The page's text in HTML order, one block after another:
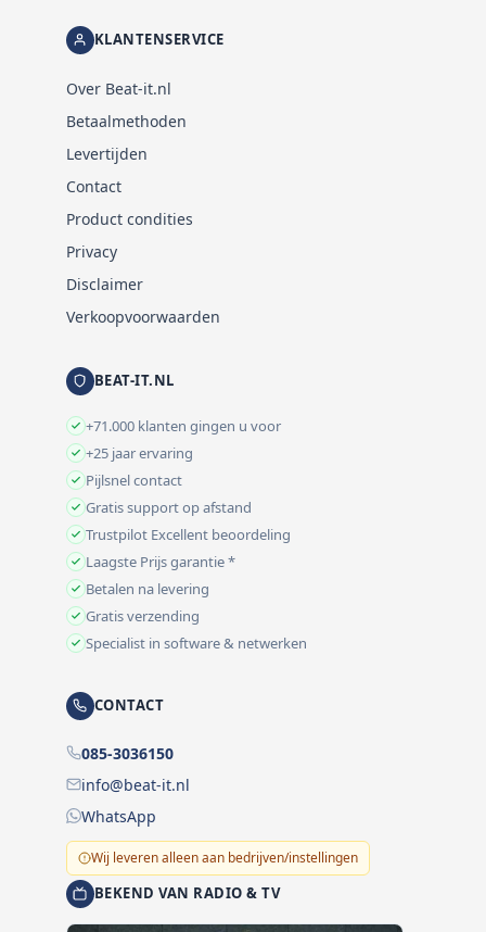
KLANTENSERVICE
Over Beat-it.nl
Betaalmethoden
Levertijden
Contact
Product condities
Privacy
Disclaimer
Verkoopvoorwaarden
BEAT-IT.NL
+71.000 klanten gingen u voor
+25 jaar ervaring
Pijlsnel contact
Gratis support op afstand
Trustpilot Excellent beoordeling
Laagste Prijs garantie *
Betalen na levering
Gratis verzending
Specialist in software & netwerken
CONTACT
085-3036150
info@beat-it.nl
WhatsApp
Wij leveren alleen aan bedrijven/instellingen
BEKEND VAN RADIO & TV